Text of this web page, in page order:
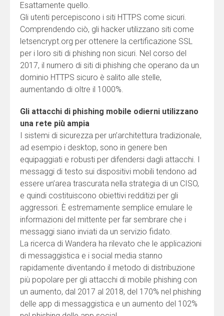
Esattamente quello.
Gli utenti percepiscono i siti HTTPS come sicuri.
Comprendendo ciò, gli hacker utilizzano siti come
letsencrypt.org per ottenere la certificazione SSL
per i loro siti di phishing non sicuri. Nel corso del
2017, il numero di siti di phishing che operano da un
dominio HTTPS sicuro è salito alle stelle,
aumentando di oltre il 1000%.
Gli attacchi di phishing mobile odierni utilizzano
una rete più ampia
I sistemi di sicurezza per un’architettura tradizionale,
ad esempio i desktop, sono in genere ben
equipaggiati e robusti per difendersi dagli attacchi. I
messaggi di testo sui dispositivi mobili tendono ad
essere un’area trascurata nella strategia di un CISO,
e quindi costituiscono obiettivi redditizi per gli
aggressori. È estremamente semplice emulare le
informazioni del mittente per far sembrare che i
messaggi siano inviati da un servizio fidato.
La ricerca di Wandera ha rilevato che le applicazioni
di messaggistica e i social media stanno
rapidamente diventando il metodo di distribuzione
più popolare per gli attacchi di mobile phishing con
un aumento, dal 2017 al 2018, del 170% nel phishing
delle app di messaggistica e un aumento del 102%